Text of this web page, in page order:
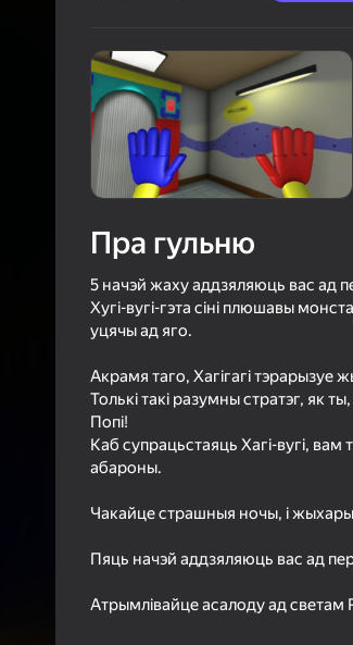
Пра гульню
5 начэй жаху аддзяляюць вас ад
Хугі-вугі-гэта сіні плюшавы
уцячы ад яго.
Акрамя таго, Хагігагі тэрарызуе
Толькі такі разумны стратэг, як
Попі!
Каб супрацьстаяць Хагі-вугі,
абароны.
Чакайце страшныя ночы, і
Пяць начэй аддзяляюць вас ад
Атрымлівайце асалоду ад светам